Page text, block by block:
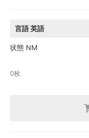
言語英語
状態 NM
0枚